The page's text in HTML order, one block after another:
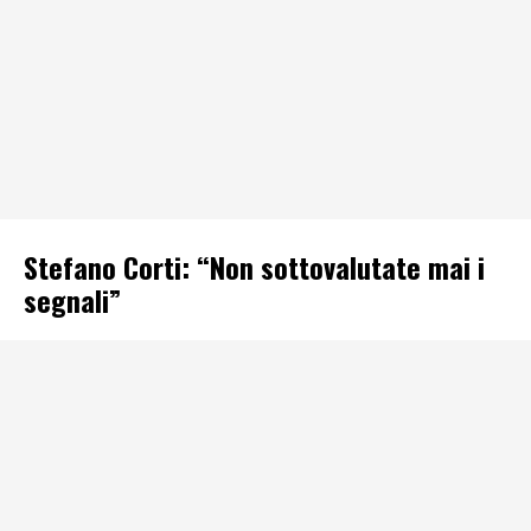
Stefano Corti: “Non sottovalutate mai i
segnali”